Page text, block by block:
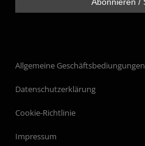
Allgemeine Geschäftsbediungungen
Datenschutzerklärung
Cookie-Richtlinie
Impressum